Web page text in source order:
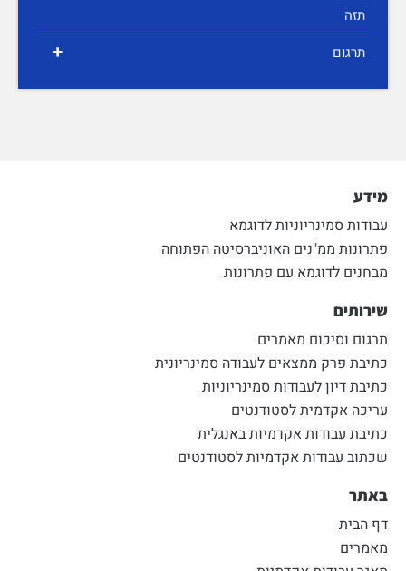
תזה
+ תרגום
מידע
עבודות סמינריוניות לדוגמא
פתרונות ממ"נים האוניברסיטה הפתוחה
מבחנים לדוגמא עם פתרונות
שירותים
תרגום וסיכום מאמרים
כתיבת פרק ממצאים לעבודה סמינריונית
כתיבת דיון לעבודות סמינריוניות
עריכה אקדמית לסטודנטים
כתיבת עבודות אקדמיות באנגלית
שכתוב עבודות אקדמיות לסטודנטים
באתר
דף הבית
מאמרים